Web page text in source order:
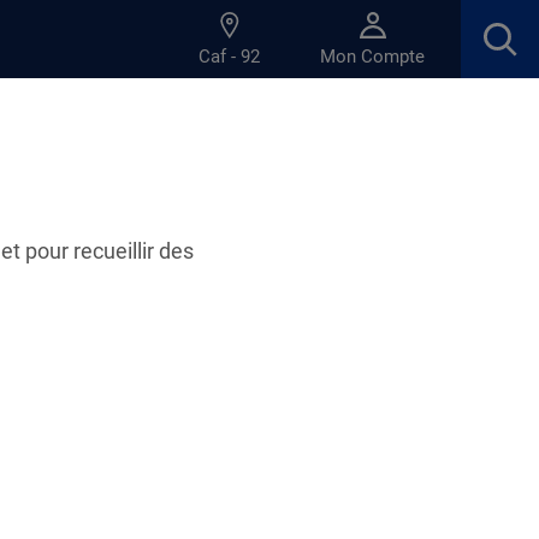
pour recueillir des
Caf - 92 Mon Compte